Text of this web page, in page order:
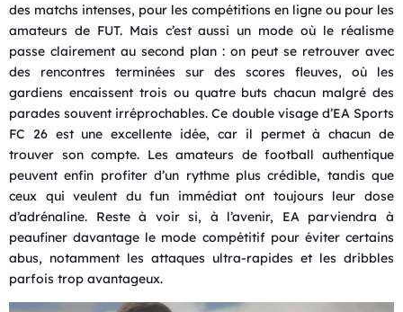
des matchs intenses, pour les compétitions en ligne ou pour les
amateurs de FUT. Mais c’est aussi un mode où le réalisme
passe clairement au second plan : on peut se retrouver avec
des rencontres terminées sur des scores fleuves, où les
gardiens encaissent trois ou quatre buts chacun malgré des
parades souvent irréprochables. Ce double visage d’EA Sports
FC 26 est une excellente idée, car il permet à chacun de
trouver son compte. Les amateurs de football authentique
peuvent enfin profiter d’un rythme plus crédible, tandis que
ceux qui veulent du fun immédiat ont toujours leur dose
d’adrénaline. Reste à voir si, à l’avenir, EA parviendra à
peaufiner davantage le mode compétitif pour éviter certains
abus, notamment les attaques ultra-rapides et les dribbles
parfois trop avantageux.